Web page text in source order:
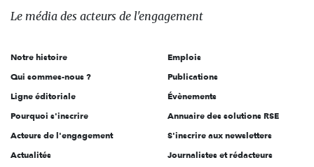
des
l'engagement
Le média des acteurs de l'engagement
Notre histoire
Qui sommes-nous ?
Ligne éditoriale
Pourquoi s'inscrire
Acteurs de l'engagement
Actualités
Emplois
Publications
Évènements
Annuaire des solutions RSE
S'inscrire aux newsletters
Journalistes et rédacteurs